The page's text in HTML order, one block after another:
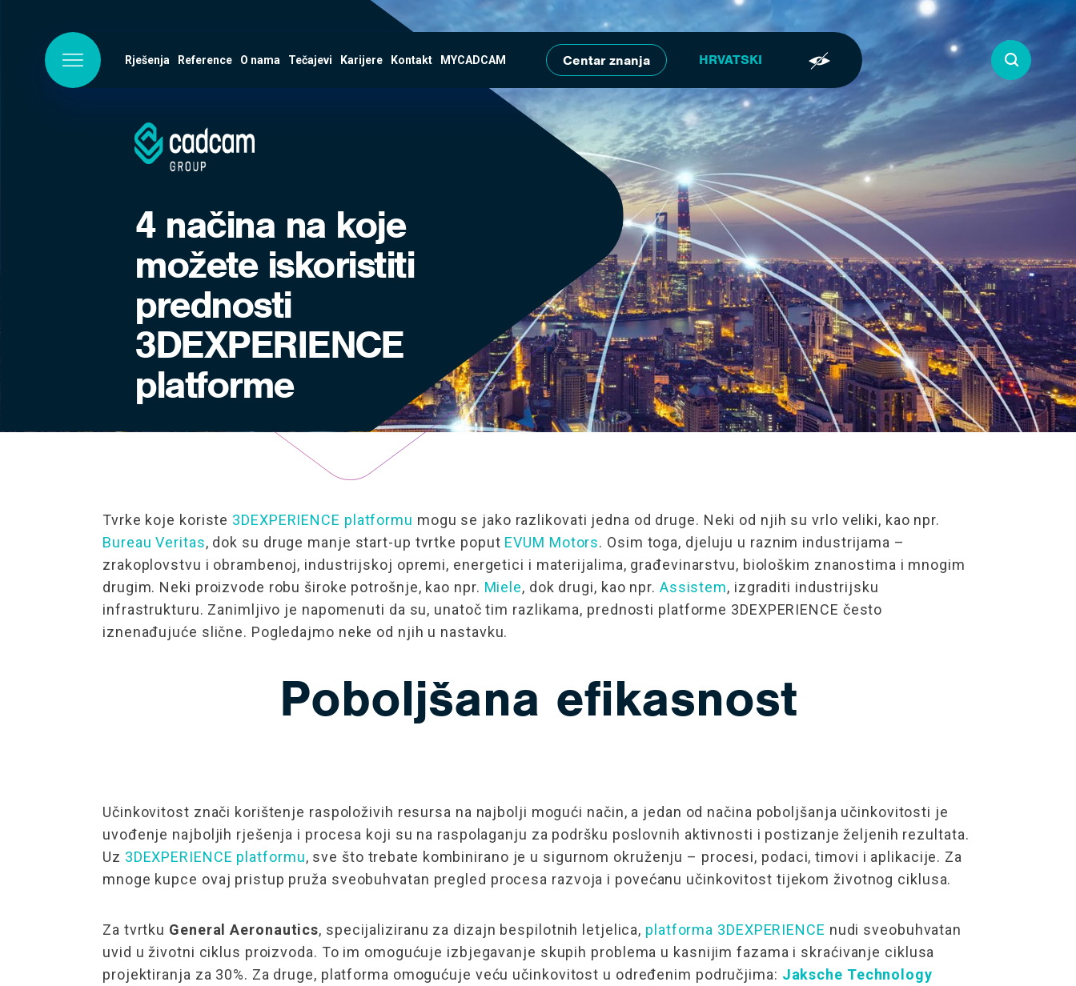
Skip to main content
Rješenja Reference O nama Tečajevi Karijere Kontakt MYCADCAM Centar znanja
4 načina na koje
možete iskoristiti
prednosti
3DEXPERIENCE
platforme
Tvrke koje koriste 3DEXPERIENCE platformu mogu se jako razlikovati jedna od druge. Neki od njih su vrlo veliki, kao npr.
Bureau Veritas, dok su druge manje start-up tvrtke poput EVUM Motors. Osim toga, djeluju u raznim industrijama –
zrakoplovstvu i obrambenoj, industrijskoj opremi, energetici i materijalima, građevinarstvu, biološkim znanostima i mnogim
drugim. Neki proizvode robu široke potrošnje, kao npr. Miele, dok drugi, kao npr. Assistem, izgraditi industrijsku
infrastrukturu. Zanimljivo je napomenuti da su, unatoč tim razlikama, prednosti platforme 3DEXPERIENCE često
iznenađujuće slične. Pogledajmo neke od njih u nastavku.
Poboljšana efikasnost
Učinkovitost znači korištenje raspoloživih resursa na najbolji mogući način, a jedan od načina poboljšanja učinkovitosti je
uvođenje najboljih rješenja i procesa koji su na raspolaganju za podršku poslovnih aktivnosti i postizanje željenih rezultata.
Uz 3DEXPERIENCE platformu, sve što trebate kombinirano je u sigurnom okruženju – procesi, podaci, timovi i aplikacije. Za
mnoge kupce ovaj pristup pruža sveobuhvatan pregled procesa razvoja i povećanu učinkovitost tijekom životnog ciklusa.
Za tvrtku General Aeronautics, specijaliziranu za dizajn bespilotnih letjelica, platforma 3DEXPERIENCE nudi sveobuhvatan
uvid u životni ciklus proizvoda. To im omogućuje izbjegavanje skupih problema u kasnijim fazama i skraćivanje ciklusa
projektiranja za 30%. Za druge, platforma omogućuje veću učinkovitost u određenim područjima: Jaksche Technology